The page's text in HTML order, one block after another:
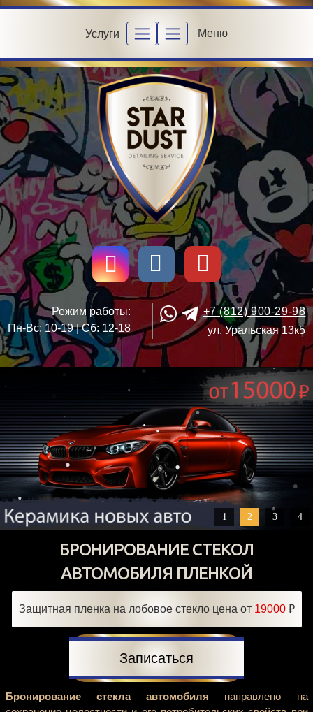
1 2 3 4
Режим работы:
Пн-Вс: 10-19 | Сб: 12-18
+7 (812) 900-29-98
ул. Уральская 13к5
Услуги Меню
БРОНИРОВАНИЕ СТЕКОЛ
АВТОМОБИЛЯ ПЛЕНКОЙ
Защитная пленка на лобовое стекло цена от 19000 ₽
Записаться
Бронирование стекла автомобиля направлено на